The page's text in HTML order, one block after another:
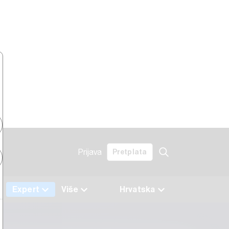
Prijava Pretplata
Hrvatska
Expert Više